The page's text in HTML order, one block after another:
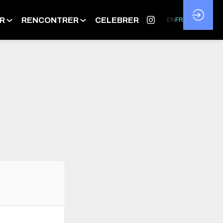
RENCONTRER CELEBRER EN FR